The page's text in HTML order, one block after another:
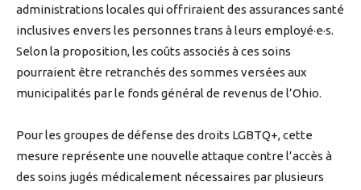
administrations locales qui offriraient des assurances santé
inclusives envers les personnes trans à leurs employé·e·s.
Selon la proposition, les coûts associés à ces soins
pourraient être retranchés des sommes versées aux
municipalités par le fonds général de revenus de l’Ohio.
Pour les groupes de défense des droits LGBTQ+, cette
mesure représente une nouvelle attaque contre l’accès à
des soins jugés médicalement nécessaires par plusieurs